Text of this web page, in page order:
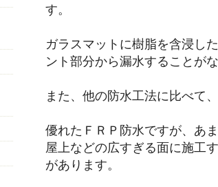
す。
ガラスマットに樹脂を含浸し
ント部分から漏水することが
また、他の防水工法に比べて
優れたＦＲＰ防水ですが、あ
屋上などの広すぎる面に施工
があります。